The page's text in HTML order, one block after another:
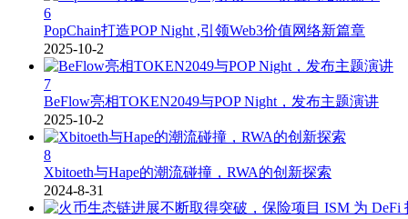
6
PopChain打造POP Night ,引领Web3价值网络新篇章
2025-10-2
7
BeFlow亮相TOKEN2049与POP Night，发布主题演讲
2025-10-2
8
Xbitoeth与Hape的潮流碰撞，RWA的创新探索
2024-8-31